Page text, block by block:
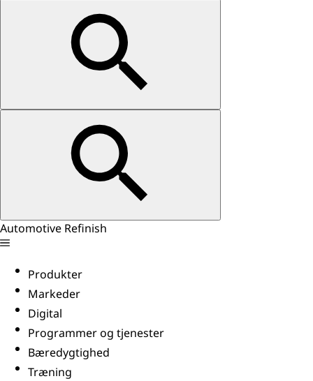
Automotive Refinish
Produkter
Markeder
Digital
Programmer og tjenester
Bæredygtighed
Træning